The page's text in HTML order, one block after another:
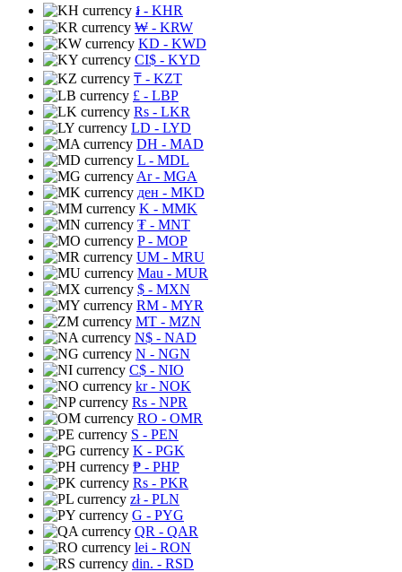
៛ - KHR
₩ - KRW
KD - KWD
CI$ - KYD
₸ - KZT
£ - LBP
Rs - LKR
LD - LYD
DH - MAD
L - MDL
Ar- MGA
ден - MKD
K - MMK
₮ - MNT
P- MOP
UM - MRU
Mau - MUR
$ - MXN
RM - MYR
MT - MZN
N$ - NAD
N - NGN
C$ - NIO
kr- NOK
Rs - NPR
RO - OMR
S - PEN
K - PGK
₱ - PHP
Rs - PKR
zł- PLN
G - PYG
QR - QAR
lei - RON
din. - RSD